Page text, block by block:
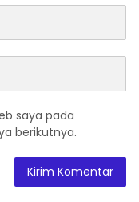
saya pada
berikutnya.